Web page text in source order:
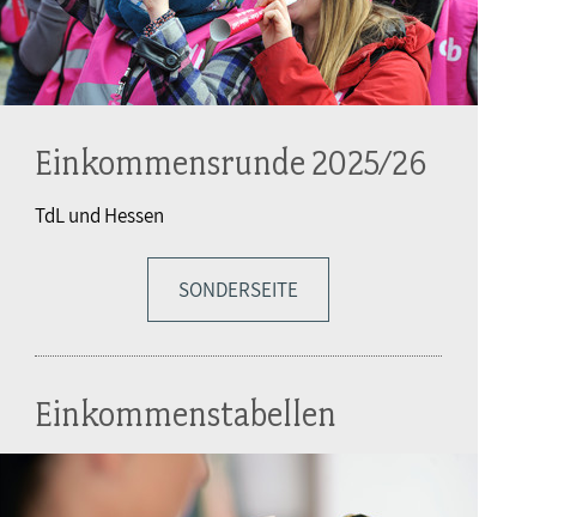
Einkommensrunde 2025/26
TdL und Hessen
SONDERSEITE
Einkommenstabellen